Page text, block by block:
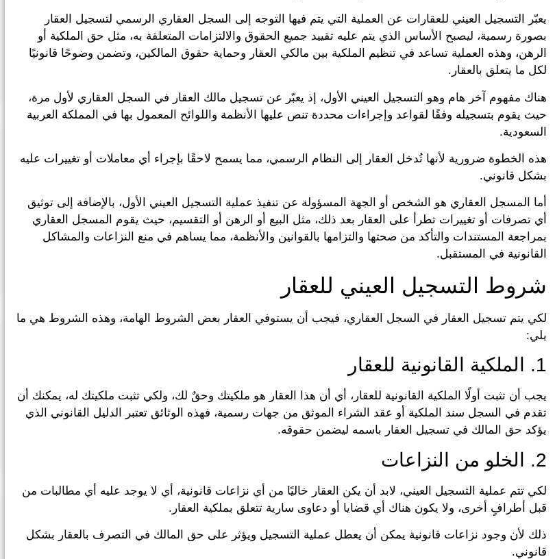
يعبّر التسجيل العيني للعقارات عن العملية التي يتم فيها التوجه إلى السجل العقاري الرسمي لتسجيل العقار
بصورة رسمية، ليصبح الأساس الذي يتم عليه تقييد جميع الحقوق والالتزامات المتعلقة به، مثل حق الملكية أو
الرهن، وهذه العملية تساعد في تنظيم الملكية بين مالكي العقار وحماية حقوق المالكين، وتضمن وضوحًا قانونيًا
لكل ما يتعلق بالعقار.
هناك مفهوم آخر هام وهو التسجيل العيني الأول، إذ يعبّر عن تسجيل مالك العقار في السجل العقاري لأول مرة،
حيث يقوم بتسجيله وفقًا لقواعد وإجراءات محددة تنص عليها الأنظمة واللوائح المعمول بها في المملكة العربية
السعودية.
هذه الخطوة ضرورية لأنها تُدخل العقار إلى النظام الرسمي، مما يسمح لاحقًا بإجراء أي معاملات أو تغييرات عليه
بشكل قانوني.
أما المسجل العقاري هو الشخص أو الجهة المسؤولة عن تنفيذ عملية التسجيل العيني الأول، بالإضافة إلى توثيق
أي تصرفات أو تغييرات تطرأ على العقار بعد ذلك، مثل البيع أو الرهن أو التقسيم، حيث يقوم المسجل العقاري
بمراجعة المستندات والتأكد من صحتها والتزامها بالقوانين والأنظمة، مما يساهم في منع النزاعات والمشاكل
القانونية في المستقبل.
شروط التسجيل العيني للعقار
لكي يتم تسجيل العقار في السجل العقاري، فيجب أن يستوفي العقار بعض الشروط الهامة، وهذه الشروط هي ما
يلي:
1. الملكية القانونية للعقار
يجب أن تثبت أولًا الملكية القانونية للعقار، أي أن هذا العقار هو ملكيتك وحقٌ لك، ولكي تثبت ملكيتك له، يمكنك أن
تقدم في السجل سند الملكية أو عقد الشراء الموثق من جهات رسمية، فهذه الوثائق تعتبر الدليل القانوني الذي
يؤكد حق المالك في تسجيل العقار باسمه ليضمن حقوقه.
2. الخلو من النزاعات
لكي تتم عملية التسجيل العيني، لابد أن يكن العقار خاليًا من أي نزاعات قانونية، أي لا يوجد عليه أي مطالبات من
قبل أطرافٍ أخرى، ولا يكون هناك أي قضايا أو دعاوى سارية تتعلق بملكية العقار.
ذلك لأن وجود نزاعات قانونية يمكن أن يعطل عملية التسجيل ويؤثر على حق المالك في التصرف بالعقار بشكل
قانوني.